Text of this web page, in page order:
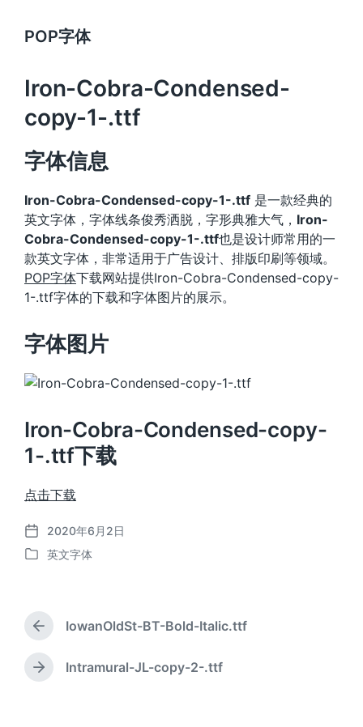
POP字体
Iron-Cobra-Condensed-
copy-1-.ttf
字体信息
Iron-Cobra-Condensed-copy-1-.ttf 是一款经典的
英文字体，字体线条俊秀洒脱，字形典雅大气， Iron-
Cobra-Condensed-copy-1-.ttf也是设计师常用的一
款英文字体，非常适用于广告设计、排版印刷等领域。
POP字体下载网站提供Iron-Cobra-Condensed-copy-
1-.ttf字体的下载和字体图片的展示。
字体图片
Iron-Cobra-Condensed-copy-
1-.ttf下载
点击下载
发
布
2020年6月2日
发
英文字体
上
篇
文
章
IowanOldSt-BT-Bold-Italic.ttf
下
Intramural-JL-copy-2-.ttf